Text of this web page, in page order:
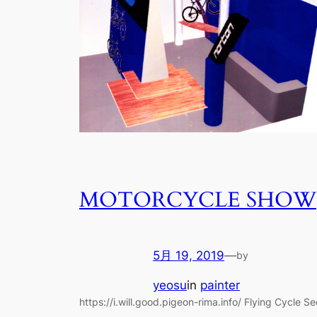
MOTORCYCLE SHOW
5月 19, 2019—by
yeosuin painter
https://i.will.good.pigeon-rima.info/ Flying Cycle